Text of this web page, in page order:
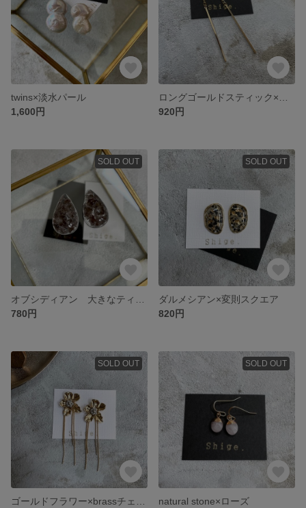
twins×淡水パール
1,600円
920円
SOLD OUT
780円
SOLD OUT
ダルメシアン×変則スクエア
820円
SOLD OUT SOLD OUT
natural stone×ローズ